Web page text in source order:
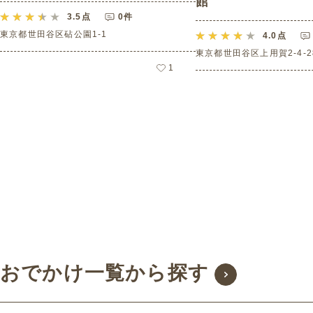
3.5 点
0件
東京都世田谷区砧公園1‐1
1
4.0 点
東京都世田谷区上用賀2-4-
おでかけ一覧から探す